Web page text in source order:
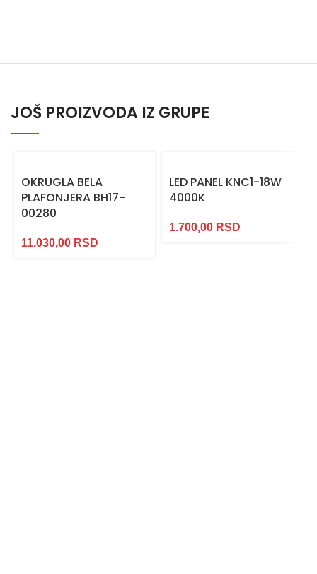
JOŠ PROIZVODA IZ GRUPE
OKRUGLA BELA
PLAFONJERA BH17-
00280
11.030,00 RSD
LED PANEL KNC1-18W
4000K
1.700,00 RSD